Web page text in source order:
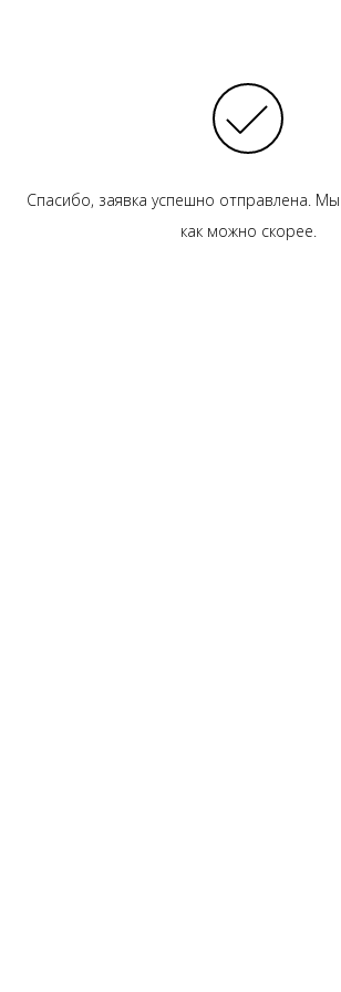
Спасибо, заявка успешно отправлена.
как можно скорее.